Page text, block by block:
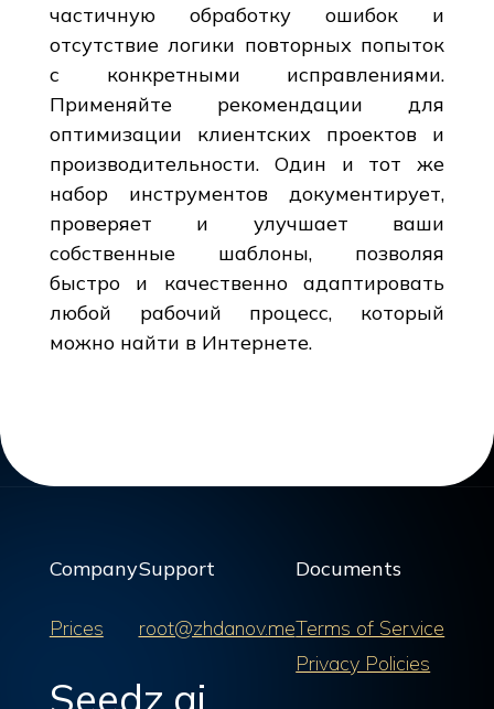
частичную обработку ошибок и
отсутствие логики повторных попыток
с конкретными исправлениями.
Применяйте рекомендации для
оптимизации клиентских проектов и
производительности. Один и тот же
набор инструментов документирует,
проверяет и улучшает ваши
собственные шаблоны, позволяя
быстро и качественно адаптировать
любой рабочий процесс, который
можно найти в Интернете.
Company
Prices
Support
root@zhdanov.me
Documents
Terms of Service
Privacy Policies
Seedz.ai